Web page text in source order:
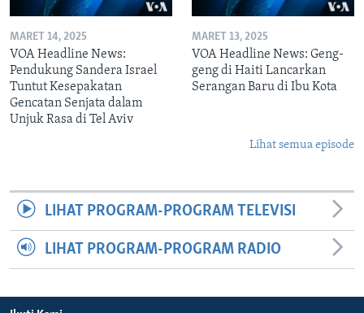
MARET 14, 2025
VOA Headline News:
Pendukung Sandera Israel
Tuntut Kesepakatan
Gencatan Senjata dalam
Unjuk Rasa di Tel Aviv
MARET 13, 2025
VOA Headline News: Geng-
geng di Haiti Lancarkan
Serangan Baru di Ibu Kota
Lihat semua episode
LIHAT PROGRAM-PROGRAM TELEVISI
LIHAT PROGRAM-PROGRAM RADIO